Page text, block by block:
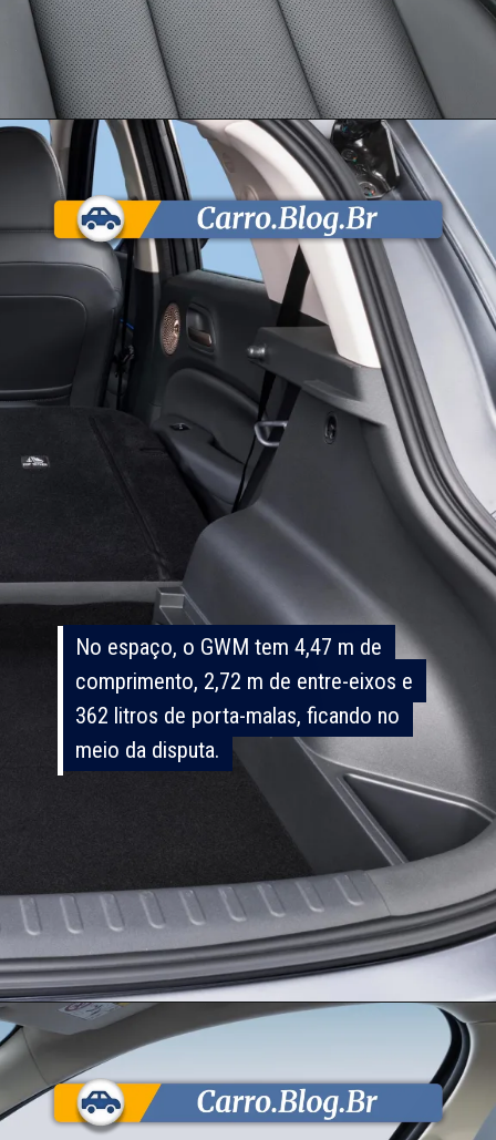
No espaço, o GWM tem 4,47 m de
comprimento, 2,72 m de entre-eixos e
362 litros de porta-malas, ficando no
meio da disputa.
No espaço, o GWM tem 4,47 m de
comprimento, 2,72 m de entre-eixos e
362 litros de porta-malas, ficando no
meio da disputa.